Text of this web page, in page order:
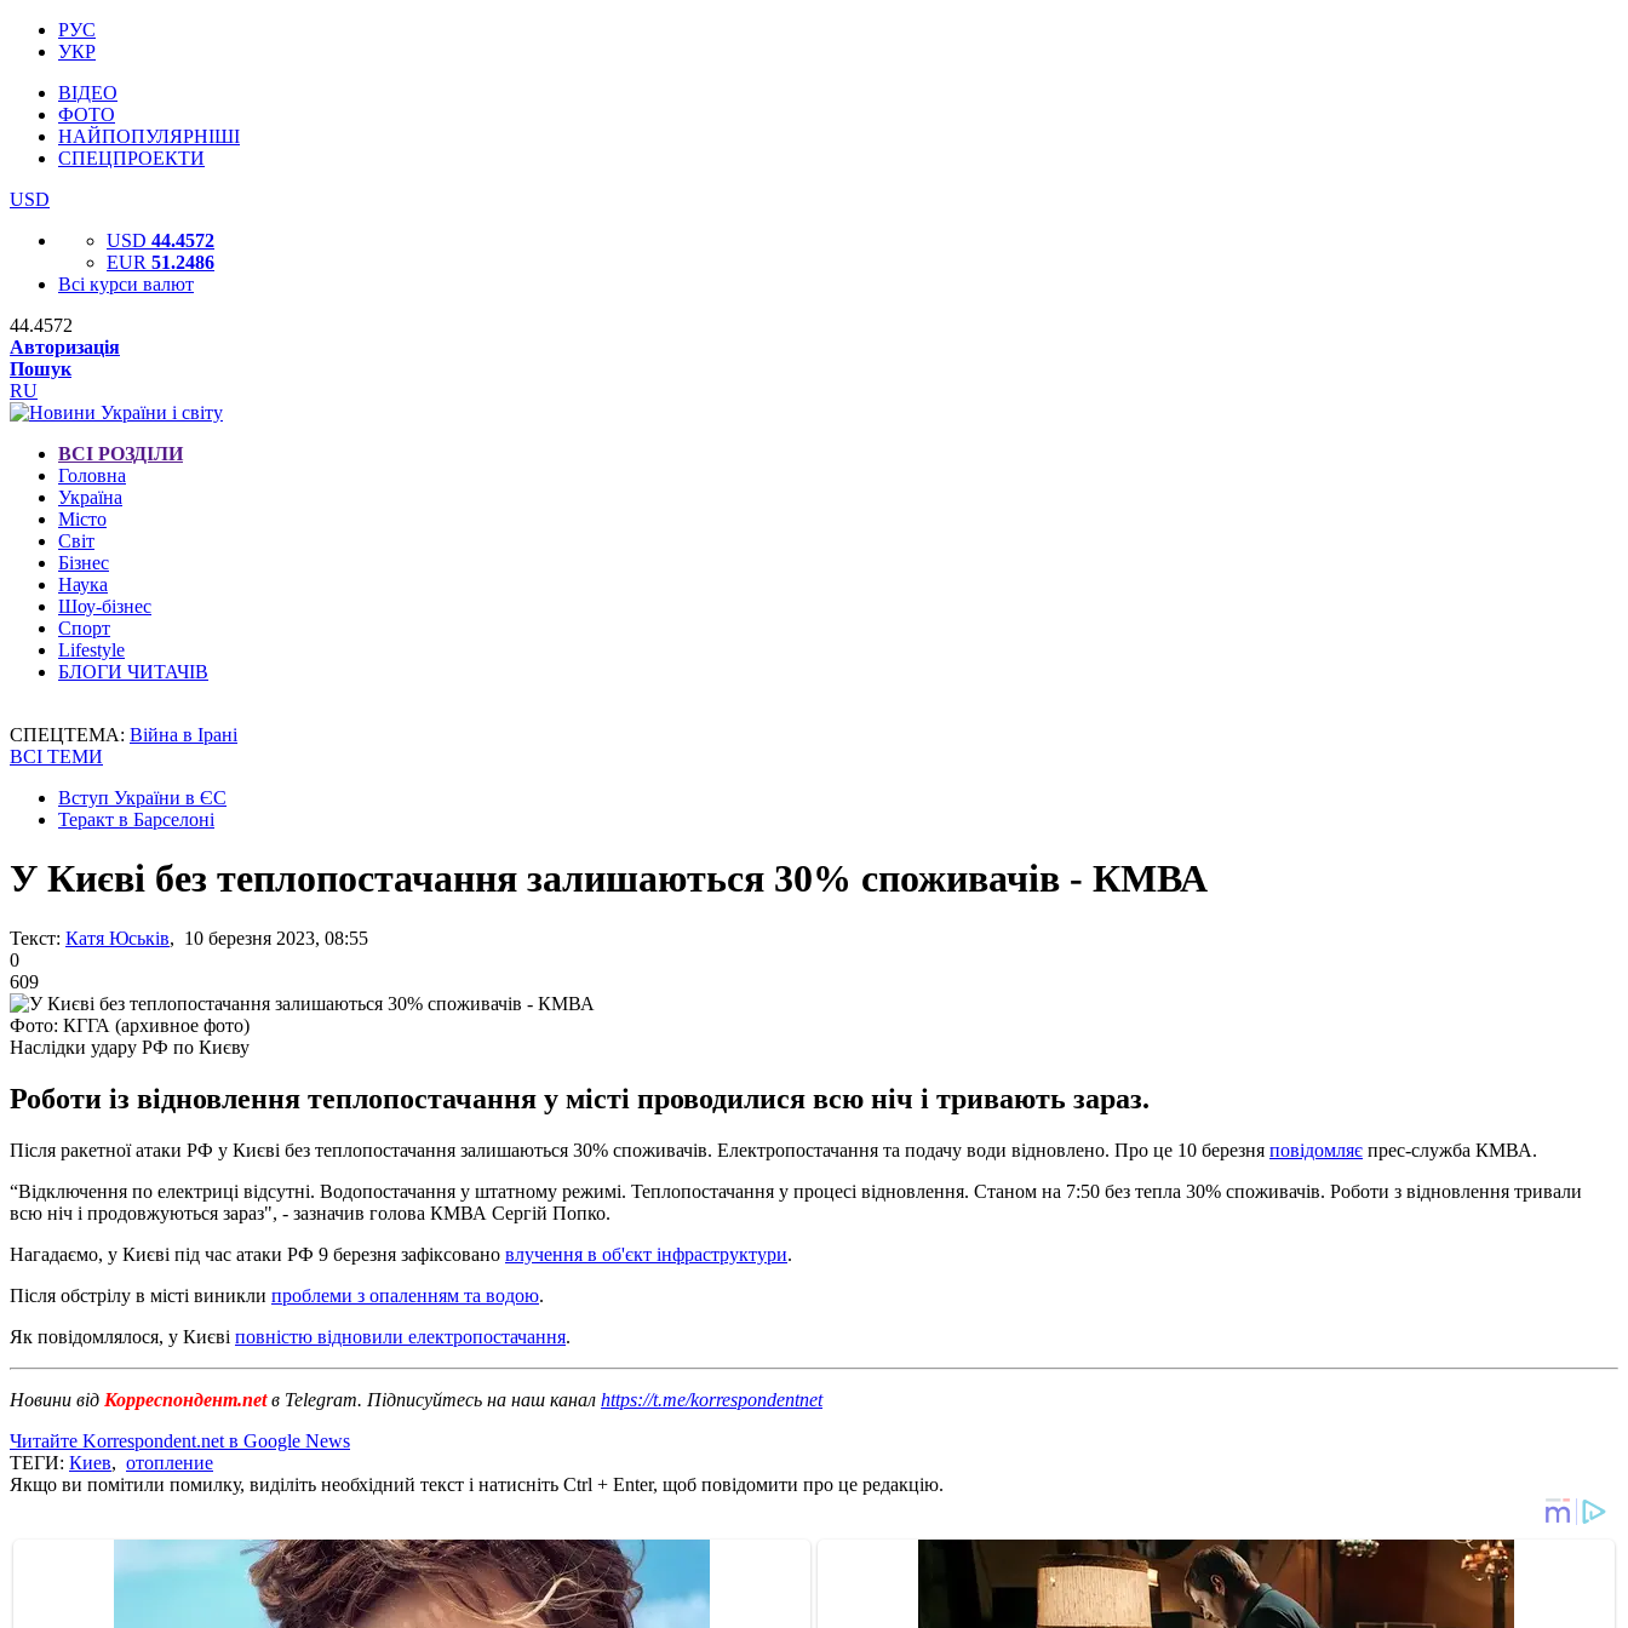
РУС
УКР
ВІДЕО
ФОТО
НАЙПОПУЛЯРНІШІ
СПЕЦПРОЕКТИ
USD
USD 44.4572
EUR 51.2486
Всі курси валют
44.4572
Авторизація
Пошук
RU
ВСІ РОЗДІЛИ
Головна
Україна
Місто
Світ
Бізнес
Наука
Шоу-бізнес
Спорт
Lifestyle
БЛОГИ ЧИТАЧІВ
СПЕЦТЕМА: Війна в Ірані
ВСІ ТЕМИ
Вступ України в ЄС
Теракт в Барселоні
У Києві без теплопостачання залишаються 30% споживачів - КМВА
Текст: Катя Юськів, 10 березня 2023, 08:55
0
609
Фото: КГГА (архивное фото)
Наслідки удару РФ по Києву
Роботи із відновлення теплопостачання у місті проводилися всю ніч і тривають зараз.
Після ракетної атаки РФ у Києві без теплопостачання залишаються 30% споживачів. Електропостачання та подачу води відновлено. Про це 10 березня повідомляє прес-служба КМВА.
“Відключення по електриці відсутні. Водопостачання у штатному режимі. Теплопостачання у процесі відновлення. Станом на 7:50 без тепла 30% споживачів. Роботи з відновлення тривали
всю ніч і продовжуються зараз", - зазначив голова КМВА Сергій Попко.
Нагадаємо, у Києві під час атаки РФ 9 березня зафіксовано влучення в об'єкт інфраструктури.
Після обстрілу в місті виникли проблеми з опаленням та водою.
Як повідомлялося, у Києві повністю відновили електропостачання.
Новини від Корреспондент.netв Telegram. Підписуйтесь на наш канал https://t.me/korrespondentnet
Читайте Korrespondent.net в Google News
ТЕГИ: Киев, отопление
Якщо ви помітили помилку, виділіть необхідний текст і натисніть Ctrl + Enter, щоб повідомити про це редакцію.